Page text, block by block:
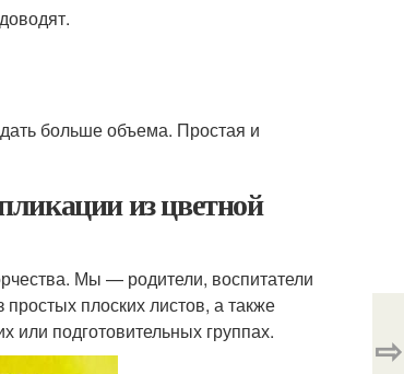
больше объема. Простая и
из цветной
Мы — родители, воспитатели
плоских листов, а также
или подготовительных группах.
⇨